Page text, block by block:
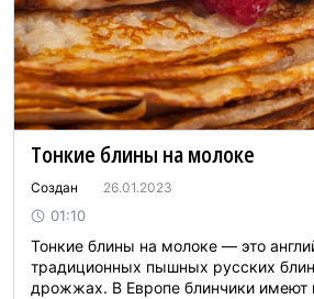
Тонкие блины на молоке
Создан 26.01.2023
01:10
Тонкие блины на молоке — это
традиционных пышных русских
дрожжах. В Европе блинчики имеют